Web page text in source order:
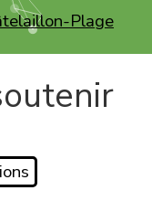
Plage